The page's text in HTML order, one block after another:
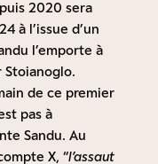
2020 sera
à l’issue d’un
l’emporte à
Stoianoglo.
de ce premier
pas à
Sandu. Au
X, “l’assaut